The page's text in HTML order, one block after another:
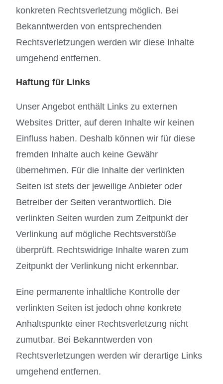
konkreten Rechtsverletzung möglich. Bei
Bekanntwerden von entsprechenden
Rechtsverletzungen werden wir diese Inhalte
umgehend entfernen.
Haftung für Links
Unser Angebot enthält Links zu externen
Websites Dritter, auf deren Inhalte wir keinen
Einfluss haben. Deshalb können wir für diese
fremden Inhalte auch keine Gewähr
übernehmen. Für die Inhalte der verlinkten
Seiten ist stets der jeweilige Anbieter oder
Betreiber der Seiten verantwortlich. Die
verlinkten Seiten wurden zum Zeitpunkt der
Verlinkung auf mögliche Rechtsverstöße
überprüft. Rechtswidrige Inhalte waren zum
Zeitpunkt der Verlinkung nicht erkennbar.
Eine permanente inhaltliche Kontrolle der
verlinkten Seiten ist jedoch ohne konkrete
Anhaltspunkte einer Rechtsverletzung nicht
zumutbar. Bei Bekanntwerden von
Rechtsverletzungen werden wir derartige Links
umgehend entfernen.